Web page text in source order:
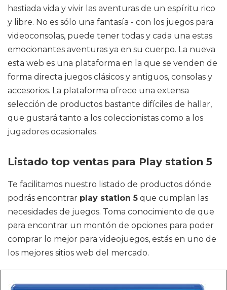
hastiada vida y vivir las aventuras de un espíritu rico
y libre. No es sólo una fantasía - con los juegos para
videoconsolas, puede tener todas y cada una estas
emocionantes aventuras ya en su cuerpo. La nueva
esta web es una plataforma en la que se venden de
forma directa juegos clásicos y antiguos, consolas y
accesorios. La plataforma ofrece una extensa
selección de productos bastante difíciles de hallar,
que gustará tanto a los coleccionistas como a los
jugadores ocasionales.
Listado top ventas para Play station 5
Te facilitamos nuestro listado de productos dónde
podrás encontrar play station 5 que cumplan las
necesidades de juegos. Toma conocimiento de que
para encontrar un montón de opciones para poder
comprar lo mejor para videojuegos, estás en uno de
los mejores sitios web del mercado.